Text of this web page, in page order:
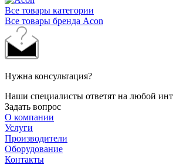
Все товары категории
Все товары бренда Acon
Нужна консультация?
Наши специалисты ответят на любой
Задать вопрос
О компании
Услуги
Производители
Оборудование
Контакты